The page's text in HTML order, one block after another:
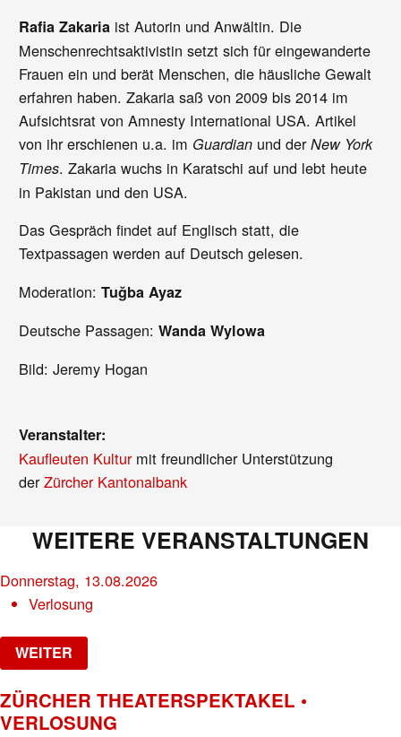
Rafia Zakaria ist Autorin und Anwältin. Die
Menschenrechtsaktivistin setzt sich für eingewanderte
Frauen ein und berät Menschen, die häusliche Gewalt
erfahren haben. Zakaria saß von 2009 bis 2014 im
Aufsichtsrat von Amnesty International USA. Artikel
von ihr erschienen u.a. im Guardian und derNew York
Times. Zakaria wuchs in Karatschi auf und lebt heute
in Pakistan und den USA.
Das Gespräch findet auf Englisch statt, die
Textpassagen werden auf Deutsch gelesen.
Moderation:Tuğba Ayaz
Deutsche Passagen:Wanda Wylowa
Bild: Jeremy Hogan
Veranstalter:
Kaufleuten Kulturmit freundlicher Unterstützung
derZürcher Kantonalbank
WEITERE VERANSTALTUNGEN
Donnerstag, 13.08.2026
Verlosung
WEITER
ZÜRCHER THEATERSPEKTAKEL •
VERLOSUNG